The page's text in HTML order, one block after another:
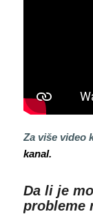
Za više video
kanal.
Da li je
probleme